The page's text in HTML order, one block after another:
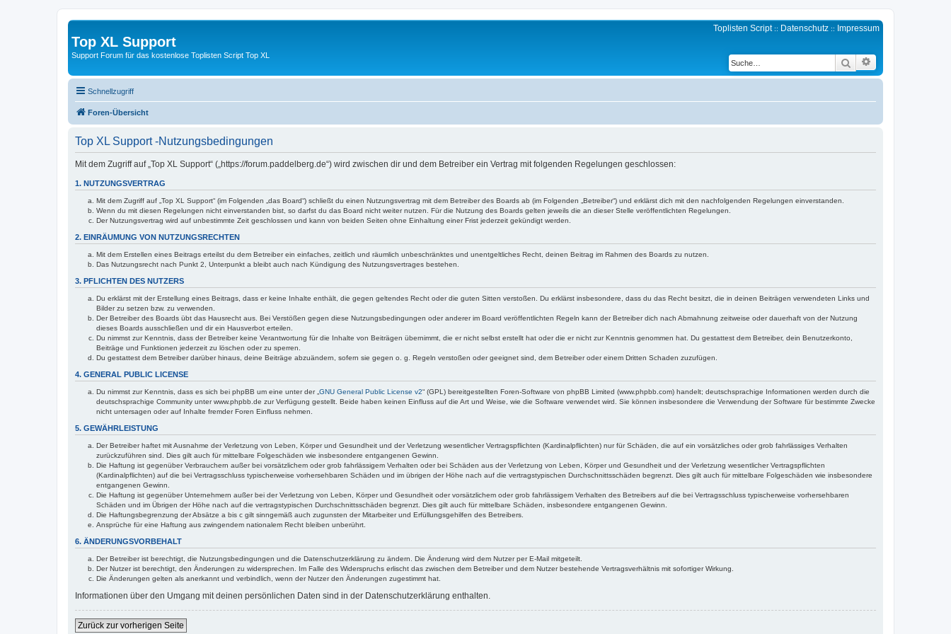
Top XL Support
Support Forum für das kostenlose Toplisten Script Top XL
Toplisten Script:: Datenschutz :: Impressum
Suche
Schnellzugriff
Foren-Übersicht
Top XL Support -Nutzungsbedingungen
Mit dem Zugriff auf „Top XL Support“ („https://forum.paddelberg.de“) wird zwischen dir und dem Betreiber ein Vertrag mit folgenden Regelungen geschlossen:
1. NUTZUNGSVERTRAG
Mit dem Zugriff auf „Top XL Support“ (im Folgenden „das Board“) schließt du einen Nutzungsvertrag mit dem Betreiber des Boards ab (im Folgenden „Betreiber“) und erklärst dich mit den nachfolgenden Regelungen einverstanden.
Wenn du mit diesen Regelungen nicht einverstanden bist, so darfst du das Board nicht weiter nutzen. Für die Nutzung des Boards gelten jeweils die an dieser Stelle veröffentlichten Regelungen.
Der Nutzungsvertrag wird auf unbestimmte Zeit geschlossen und kann von beiden Seiten ohne Einhaltung einer Frist jederzeit gekündigt werden.
2. EINRÄUMUNG VON NUTZUNGSRECHTEN
Mit dem Erstellen eines Beitrags erteilst du dem Betreiber ein einfaches, zeitlich und räumlich unbeschränktes und unentgeltliches Recht, deinen Beitrag im Rahmen des Boards zu nutzen.
Das Nutzungsrecht nach Punkt 2, Unterpunkt a bleibt auch nach Kündigung des Nutzungsvertrages bestehen.
3. PFLICHTEN DES NUTZERS
Du erklärst mit der Erstellung eines Beitrags, dass er keine Inhalte enthält, die gegen geltendes Recht oder die guten Sitten verstoßen. Du erklärst insbesondere, dass du das Recht besitzt, die in deinen Beiträgen verwendeten Links und
Bilder zu setzen bzw. zu verwenden.
Der Betreiber des Boards übt das Hausrecht aus. Bei Verstößen gegen diese Nutzungsbedingungen oder anderer im Board veröffentlichten Regeln kann der Betreiber dich nach Abmahnung zeitweise oder dauerhaft von der Nutzung
dieses Boards ausschließen und dir ein Hausverbot erteilen.
Du nimmst zur Kenntnis, dass der Betreiber keine Verantwortung für die Inhalte von Beiträgen übernimmt, die er nicht selbst erstellt hat oder die er nicht zur Kenntnis genommen hat. Du gestattest dem Betreiber, dein Benutzerkonto,
Beiträge und Funktionen jederzeit zu löschen oder zu sperren.
Du gestattest dem Betreiber darüber hinaus, deine Beiträge abzuändern, sofern sie gegen o. g. Regeln verstoßen oder geeignet sind, dem Betreiber oder einem Dritten Schaden zuzufügen.
4. GENERAL PUBLIC LICENSE
Du nimmst zur Kenntnis, dass es sich bei phpBB um eine unter der „ GNU General Public License v2“ (GPL) bereitgestellten Foren-Software von phpBB Limited (www.phpbb.com) handelt; deutschsprachige Informationen werden durch die
deutschsprachige Community unter www.phpbb.de zur Verfügung gestellt. Beide haben keinen Einfluss auf die Art und Weise, wie die Software verwendet wird. Sie können insbesondere die Verwendung der Software für bestimmte Zwecke
nicht untersagen oder auf Inhalte fremder Foren Einfluss nehmen.
5. GEWÄHRLEISTUNG
Der Betreiber haftet mit Ausnahme der Verletzung von Leben, Körper und Gesundheit und der Verletzung wesentlicher Vertragspflichten (Kardinalpflichten) nur für Schäden, die auf ein vorsätzliches oder grob fahrlässiges Verhalten
zurückzuführen sind. Dies gilt auch für mittelbare Folgeschäden wie insbesondere entgangenen Gewinn.
Die Haftung ist gegenüber Verbrauchern außer bei vorsätzlichem oder grob fahrlässigem Verhalten oder bei Schäden aus der Verletzung von Leben, Körper und Gesundheit und der Verletzung wesentlicher Vertragspflichten
(Kardinalpflichten) auf die bei Vertragsschluss typischerweise vorhersehbaren Schäden und im übrigen der Höhe nach auf die vertragstypischen Durchschnittsschäden begrenzt. Dies gilt auch für mittelbare Folgeschäden wie insbesondere
entgangenen Gewinn.
Die Haftung ist gegenüber Unternehmern außer bei der Verletzung von Leben, Körper und Gesundheit oder vorsätzlichem oder grob fahrlässigem Verhalten des Betreibers auf die bei Vertragsschluss typischerweise vorhersehbaren
Schäden und im Übrigen der Höhe nach auf die vertragstypischen Durchschnittsschäden begrenzt. Dies gilt auch für mittelbare Schäden, insbesondere entgangenen Gewinn.
Die Haftungsbegrenzung der Absätze a bis c gilt sinngemäß auch zugunsten der Mitarbeiter und Erfüllungsgehilfen des Betreibers.
Ansprüche für eine Haftung aus zwingendem nationalem Recht bleiben unberührt.
6. ÄNDERUNGSVORBEHALT
Der Betreiber ist berechtigt, die Nutzungsbedingungen und die Datenschutzerklärung zu ändern. Die Änderung wird dem Nutzer per E-Mail mitgeteilt.
Der Nutzer ist berechtigt, den Änderungen zu widersprechen. Im Falle des Widerspruchs erlischt das zwischen dem Betreiber und dem Nutzer bestehende Vertragsverhältnis mit sofortiger Wirkung.
Die Änderungen gelten als anerkannt und verbindlich, wenn der Nutzer den Änderungen zugestimmt hat.
Informationen über den Umgang mit deinen persönlichen Daten sind in der Datenschutzerklärung enthalten.
Zurück zur vorherigen Seite